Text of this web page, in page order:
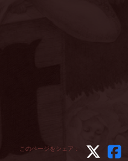
このページをシェア：